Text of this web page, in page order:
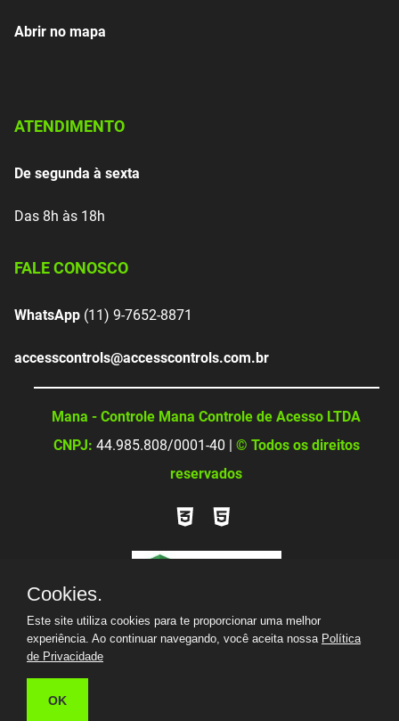
Abrir no mapa
ATENDIMENTO
De segunda à sexta
Das 8h às 18h
FALE CONOSCO
WhatsApp (11) 9-7652-8871
accesscontrols@accesscontrols.com.br
Mana - Controle Mana Controle de Acesso LTDA
CNPJ: 44.985.808/0001-40 | © Todos os direitos
reservados
Cookies.
Este site utiliza cookies para te proporcionar uma melhor
experiência. Ao continuar navegando, você aceita nossa Política
de Privacidade
OK